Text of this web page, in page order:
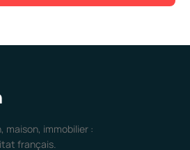
maison, immobilier :
français.